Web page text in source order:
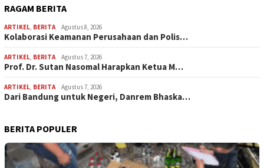
RAGAM BERITA
ARTIKEL BERITA Agustus 8, 2026
Kolaborasi Keamanan Perusahaan dan Polis…
ARTIKEL BERITA Agustus 7, 2026
Prof. Dr. Sutan Nasomal Harapkan Ketua M…
ARTIKEL BERITA Agustus 7, 2026
Dari Bandung untuk Negeri, Danrem Bhaska…
BERITA POPULER